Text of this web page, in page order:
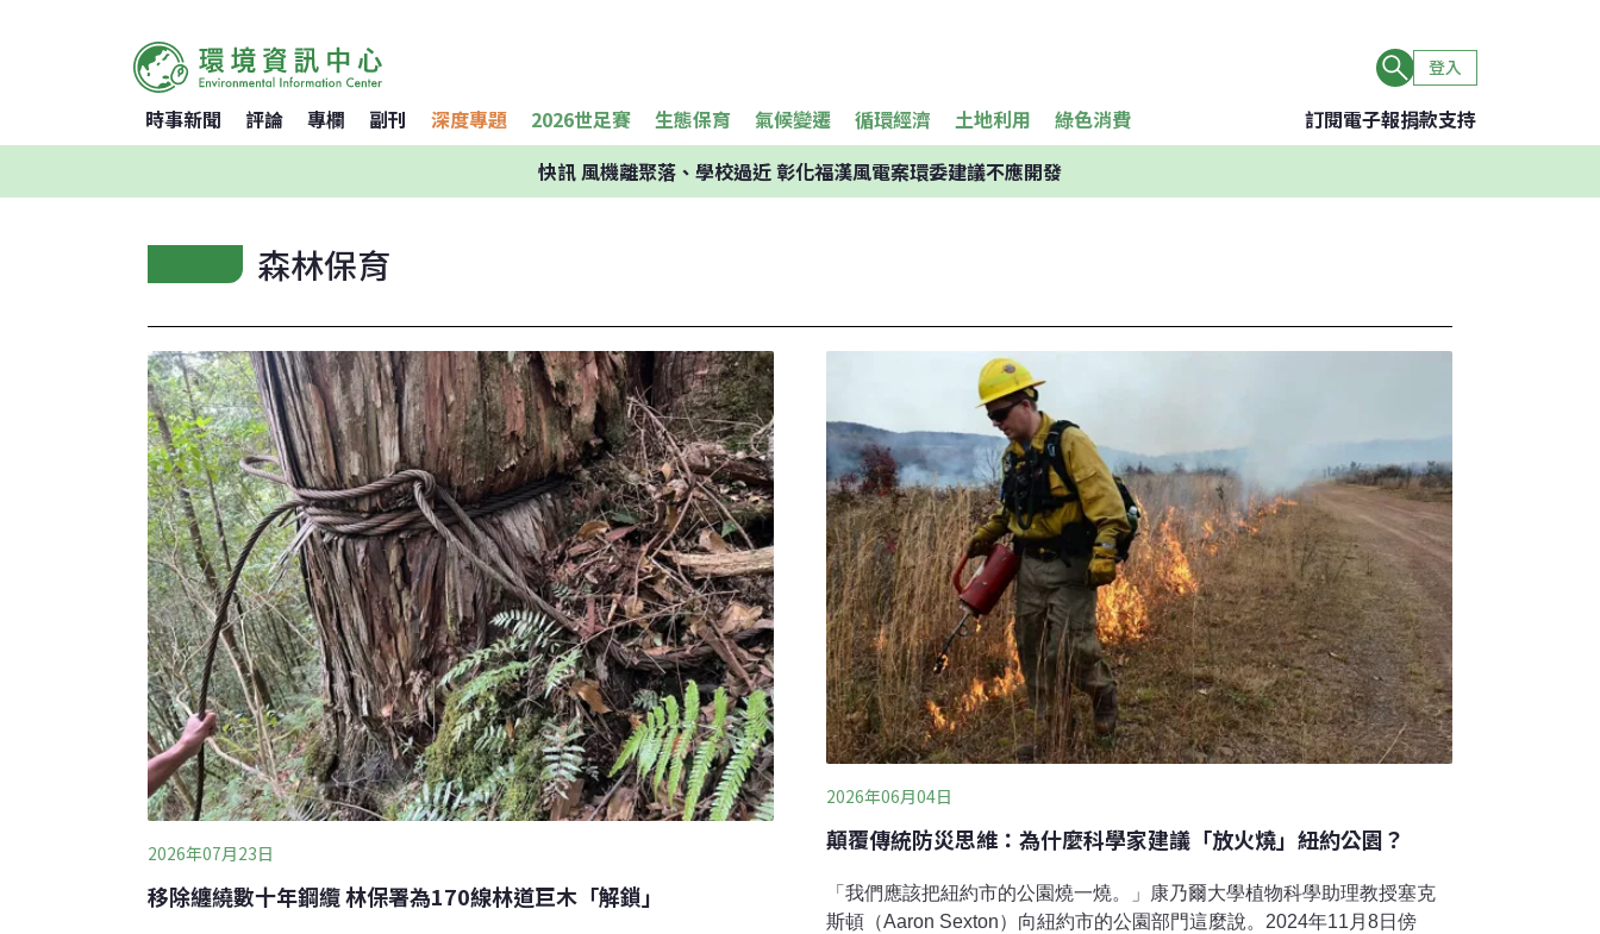
登入
時事新聞 評論 專欄 副刊 深度專題 2026世足賽 生態保育 氣候變遷 循環經濟 土地利用 綠色消費 訂閱電子報捐款支持
快訊風機離聚落、學校過近 彰化福漢風電案環委建議不應開發
森林保育
2026年07月23日
移除纏繞數十年鋼纜 林保署為170線林道巨木「解鎖」
2026年06月04日
顛覆傳統防災思維：為什麼科學家建議「放火燒」紐約公園？
「我們應該把紐約市的公園燒一燒。」康乃爾大學植物科學助理教授塞克
斯頓（Aaron Sexton）向紐約市的公園部門這麼說。2024年11月8日傍